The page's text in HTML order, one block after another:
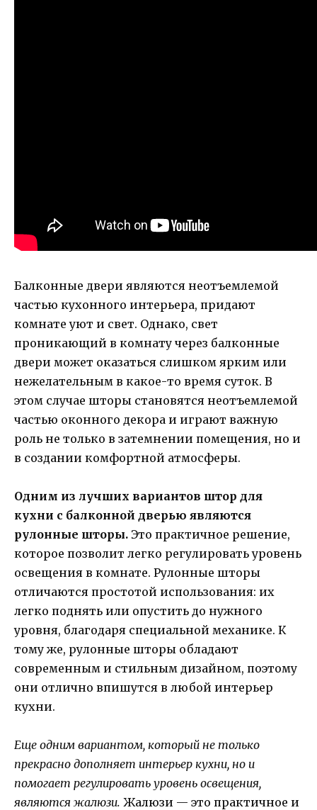
Балконные двери являются неотъемлемой
частью кухонного интерьера, придают
комнате уют и свет. Однако, свет
проникающий в комнату через балконные
двери может оказаться слишком ярким или
нежелательным в какое-то время суток. В
этом случае шторы становятся неотъемлемой
частью оконного декора и играют важную
роль не только в затемнении помещения, но и
в создании комфортной атмосферы.
Одним из лучших вариантов штор для
кухни с балконной дверью являются
рулонные шторы. Это практичное решение,
которое позволит легко регулировать уровень
освещения в комнате. Рулонные шторы
отличаются простотой использования: их
легко поднять или опустить до нужного
уровня, благодаря специальной механике. К
тому же, рулонные шторы обладают
современным и стильным дизайном, поэтому
они отлично впишутся в любой интерьер
кухни.
Еще одним вариантом, который не только
прекрасно дополняет интерьер кухни, но и
помогает регулировать уровень освещения,
являются жалюзи. Жалюзи — это практичное и